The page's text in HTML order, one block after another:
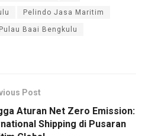
Pelindo Jasa Maritim
Pulau Baai Bengkulu
Post
Aturan Net Zero Emission:
Shipping di Pusaran